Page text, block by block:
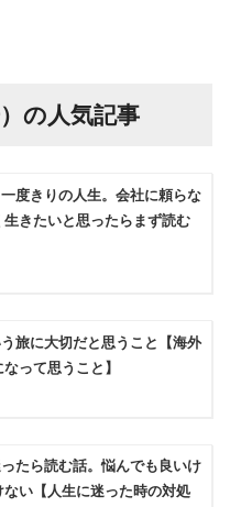
の人気記事
一度きりの人生。会社に頼らな
生きたいと思ったらまず読む
う旅に大切だと思うこと【海外
って思うこと】
たら読む話。悩んでも良いけ
ない【人生に迷った時の対処